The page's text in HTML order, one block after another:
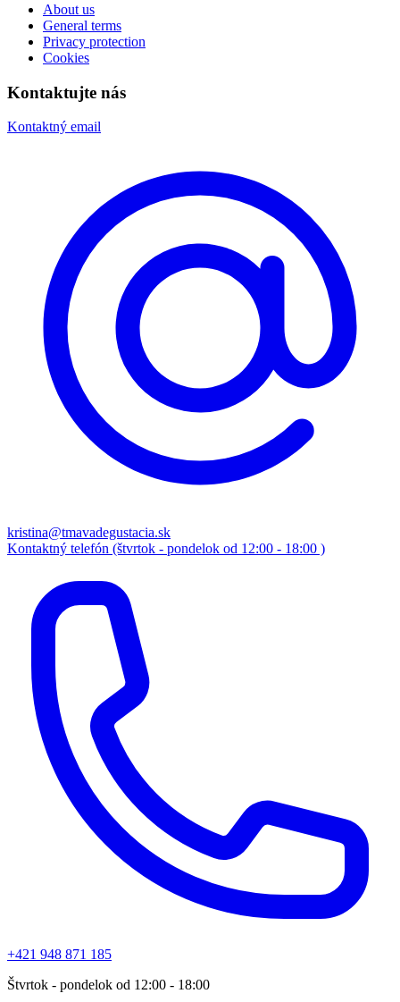
About us
General terms
Privacy protection
Cookies
Kontaktujte nás
Kontaktný email
kristina@tmavadegustacia.sk
Kontaktný telefón (štvrtok - pondelok od 12:00 - 18:00 )
+421 948 871 185
Štvrtok - pondelok od 12:00 - 18:00